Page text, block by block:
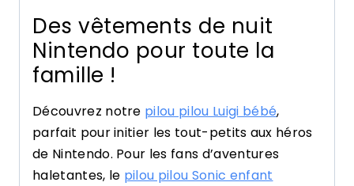
Des vêtements de nuit
Nintendo pour toute la
famille !
Découvrez notre pilou pilou Luigi bébé,
parfait pour initier les tout-petits aux héros
de Nintendo. Pour les fans d’aventures
haletantes, le pilou pilou Sonic enfant